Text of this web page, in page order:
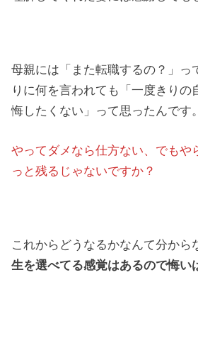
母親には「また転職するの？」っ
りに何を言われても「一度きりの
悔したくない」って思ったんです。
やってダメなら仕方ない、でもや
っと残るじゃないですか？
これからどうなるかなんて分から
生を選べてる感覚はあるので悔い